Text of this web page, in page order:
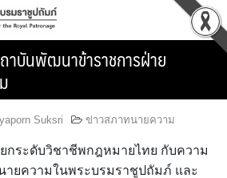
าบันพัฒนาข้าราชการฝ่าย
Suksri ข่าวสภาทนายความ
กระดับวิชาชีพกฎหมายไทย กับความ
ายความในพระบรมราชูปถัมภ์ และ